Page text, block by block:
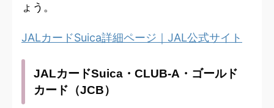
ょう。
JALカードSuica詳細ページ｜JAL公式サイト
JALカードSuica・CLUB-A・ゴールド
カード（JCB）